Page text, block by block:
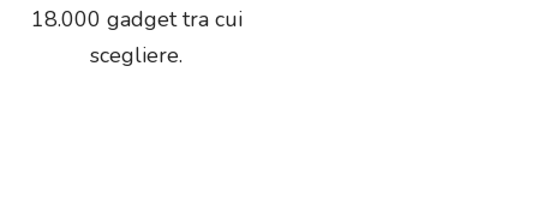
18.000 gadget tra cui
scegliere.